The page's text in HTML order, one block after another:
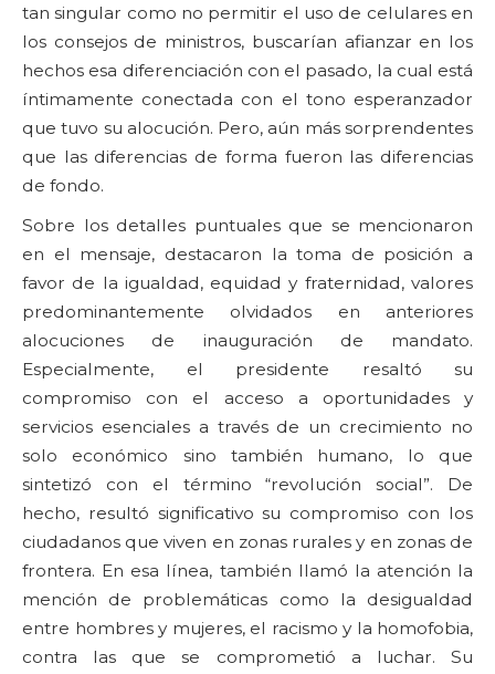
tan singular como no permitir el uso de celulares en
los consejos de ministros, buscarían afianzar en los
hechos esa diferenciación con el pasado, la cual está
íntimamente conectada con el tono esperanzador
que tuvo su alocución. Pero, aún más sorprendentes
que las diferencias de forma fueron las diferencias
de fondo.
Sobre los detalles puntuales que se mencionaron
en el mensaje, destacaron la toma de posición a
favor de la igualdad, equidad y fraternidad, valores
predominantemente olvidados en anteriores
alocuciones de inauguración de mandato.
Especialmente, el presidente resaltó su
compromiso con el acceso a oportunidades y
servicios esenciales a través de un crecimiento no
solo económico sino también humano, lo que
sintetizó con el término “revolución social”. De
hecho, resultó significativo su compromiso con los
ciudadanos que viven en zonas rurales y en zonas de
frontera. En esa línea, también llamó la atención la
mención de problemáticas como la desigualdad
entre hombres y mujeres, el racismo y la homofobia,
contra las que se comprometió a luchar. Su